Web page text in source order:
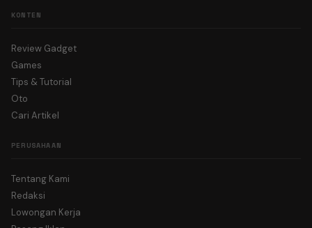
KONTEN
Review Gadget
Games
Tips & Tutorial
Oto
Cari Artikel
PERUSAHAAN
Tentang Kami
Redaksi
Lowongan Kerja